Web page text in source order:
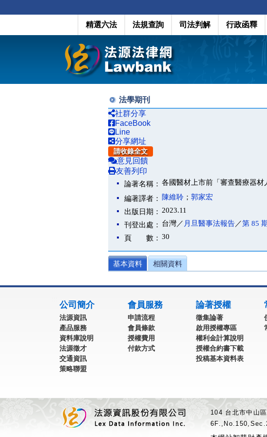
精選六法 法規查詢 司法判解 行政函釋
法學期刊
社群分享
FaceBook
Line
分享網址
請收錄全文
意見回饋
友善列印
論著名稱： 各國醫材上市前「審查醫療器
編著譯者： 陳維聆 ； 郭家宏
出版日期： 2023.11
刊登出處： 台灣／ 月旦醫事法報告／第 85 期
頁 數： 30
基本資料 相關資料
公司簡介
法源資訊
產品服務
資料庫說明
法源徵才
交通資訊
策略聯盟
會員服務
申請流程
會員條款
授權費用
付款方式
論著授權
徵集論著
啟用授權專區
權利金計算說明
授權合約書下載
投稿基本資料表
104 台北市中山